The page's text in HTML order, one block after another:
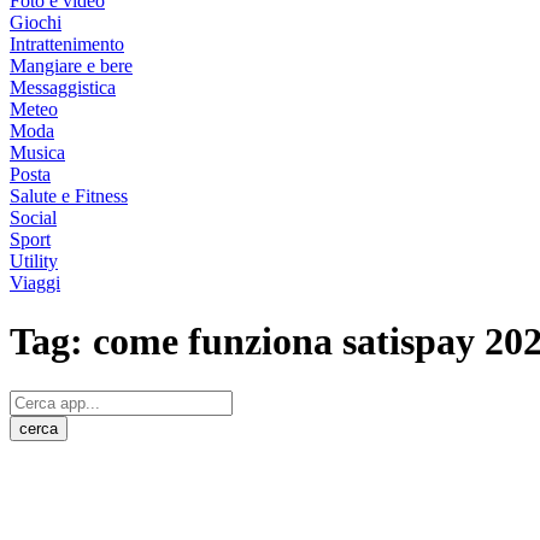
Giochi
Intrattenimento
Mangiare e bere
Messaggistica
Meteo
Moda
Musica
Posta
Salute e Fitness
Social
Sport
Utility
Viaggi
Tag: come funziona satispay